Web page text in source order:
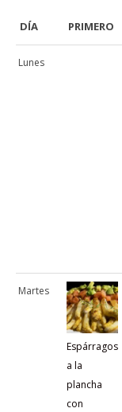
DÍA PRIMERO
Lunes
Martes
Espárragos
a la
plancha
con